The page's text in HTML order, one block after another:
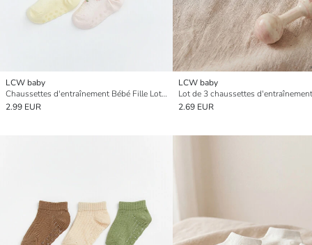
LCW baby
Chaussettes d'entraînement Bébé Fille Lot de 5
2.99 EUR
LCW baby
2.69 EUR